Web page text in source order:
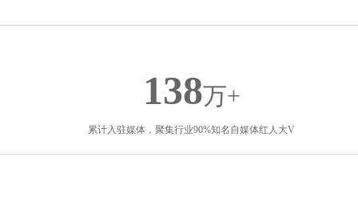
138万+
累计入驻媒体，聚集行业90%知名自媒体红人大V